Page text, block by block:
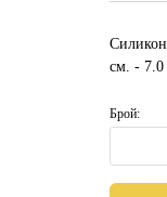
см. - 7.0
Брой: